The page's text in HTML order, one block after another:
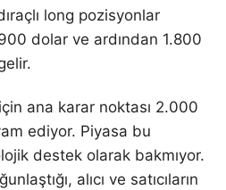
long pozisyonlar
dolar ve ardından 1.800
ana karar noktası 2.000
ediyor. Piyasa bu
destek olarak bakmıyor.
alıcı ve satıcıların